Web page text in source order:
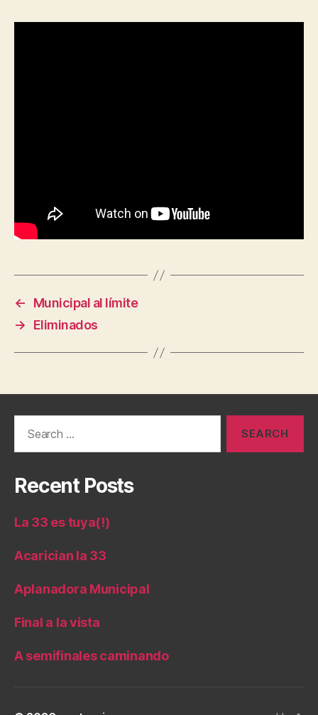
←
Municipal al límite
→
Eliminados
Recent Posts
La 33 es tuya(!)
Acarician la 33
Aplanadora Municipal
Final a la vista
A semifinales caminando